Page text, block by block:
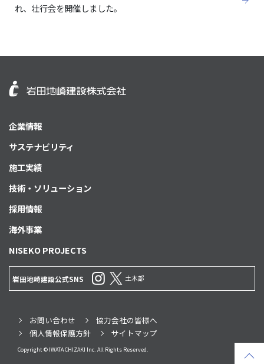
れ、壮行会を開催しました。
企業情報
サステナビリティ
施工実績
技術・ソリューション
採用情報
海外事業
NISEKO PROJECTS
岩田地崎建設公式SNS 土木部
お問い合わせ
協力会社の皆様へ
個人情報保護方針
サイトマップ
Copyright © IWATA CHIZAKI Inc. All Rights Reserved.